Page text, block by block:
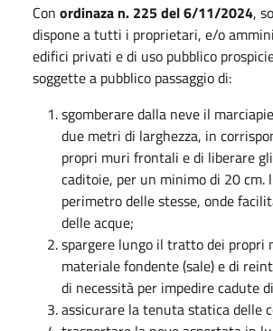
Con ordinaza n. 225 del 6/11/2024,
dispone a tutti i proprietari, e/o
edifici privati e di uso pubblico
soggette a pubblico passaggio di:
sgomberare dalla neve il
due metri di larghezza, in
propri muri frontali e di liberare
caditoie, per un minimo di 20 cm.
perimetro delle stesse, onde
delle acque;
spargere lungo il tratto dei propri
materiale fondente (sale) e di
di necessità per impedire cadute
assicurare la tenuta statica delle